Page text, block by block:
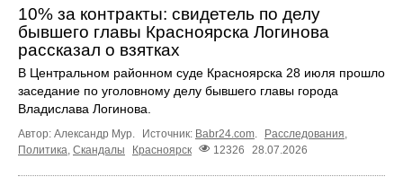
10% за контракты: свидетель по делу
бывшего главы Красноярска Логинова
рассказал о взятках
В Центральном районном суде Красноярска 28 июля прошло
заседание по уголовному делу бывшего главы города
Владислава Логинова.
Автор: Александр Мур. Источник: Babr24.com. Расследования,
Политика Скандалы Красноярск 12326 28.07.2026